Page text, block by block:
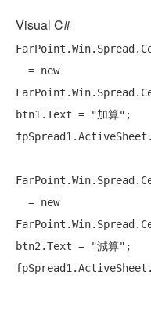
Visual C#
  =
new
btn1.Text =
"加算" ;
  =
new
btn2.Text =
"減算" ;